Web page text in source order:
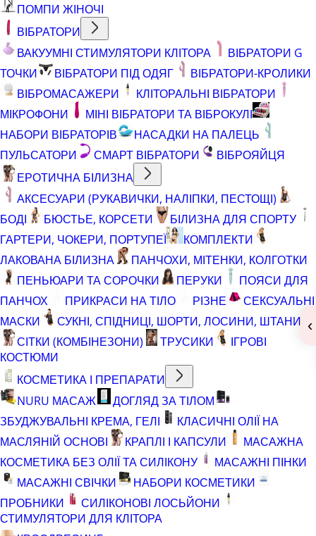
ПОМПИ ЖІНОЧІ
ВІБРАТОРИ
ВАКУУМНІ СТИМУЛЯТОРИ КЛІТОРА
ВІБРАТОРИ G
ТОЧКИ
ВІБРАТОРИ ПІД ОДЯГ
ВІБРАТОРИ-КРОЛИКИ
ВІБРОМАСАЖЕРИ
КЛІТОРАЛЬНІ ВІБРАТОРИ
МІКРОФОНИ
МІНІ ВІБРАТОРИ ТА ВІБРОКУЛІ
НАБОРИ ВІБРАТОРІВ
НАСАДКИ НА ПАЛЕЦЬ
ПУЛЬСАТОРИ
СМАРТ ВІБРАТОРИ
ВІБРОЯЙЦЯ
ЕРОТИЧНА БІЛИЗНА
АКСЕСУАРИ (РУКАВИЧКИ, НАЛІПКИ, ПЕСТОЩІ)
БОДІ
БЮСТЬЕ, КОРСЕТИ
БІЛИЗНА ДЛЯ СПОРТУ
ГАРТЕРИ, ЧОКЕРИ, ПОРТУПЕЇ
КОМПЛЕКТИ
ЛАКОВАНА БІЛИЗНА
ПАНЧОХИ, МІТЕНКИ, КОЛГОТКИ
ПЕНЬЮАРИ ТА СОРОЧКИ
ПЕРУКИ
ПОЯСИ ДЛЯ
ПАНЧОХ
ПРИКРАСИ НА ТІЛО РІЗНЕ
СЕКСУАЛЬНІ
МАСКИ
СУКНІ, СПІДНИЦІ, ШОРТИ, ЛОСИНИ, ШТАНИ
СІТКИ (КОМБІНЕЗОНИ)
ТРУСИКИ
ІГРОВІ
КОСТЮМИ
КОСМЕТИКА І ПРЕПАРАТИ
NURU МАСАЖ
ДОГЛЯД ЗА ТІЛОМ
ЗБУДЖУВАЛЬНІ КРЕМА, ГЕЛІ
КЛАСИЧНІ ОЛІЇ НА
МАСЛЯНІЙ ОСНОВІ
КРАПЛІ І КАПСУЛИ
МАСАЖНА
КОСМЕТИКА БЕЗ ОЛІЇ ТА СИЛІКОНУ
МАСАЖНІ ПІНКИ
МАСАЖНІ СВІЧКИ
НАБОРИ КОСМЕТИКИ
ПРОБНИКИ
СИЛІКОНОВІ ЛОСЬЙОНИ
СТИМУЛЯТОРИ ДЛЯ КЛІТОРА
‹